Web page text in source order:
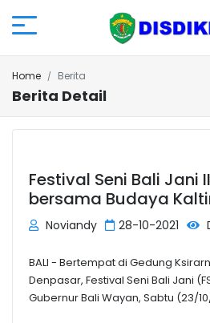
Home Berita
Berita Detail
Festival Seni Bali Jani
bersama Budaya
Noviandy 28-10-2021
BALI - Bertempat di Gedung
Denpasar, Festival Seni Bali Jani
Gubernur Bali Wayan, Sabtu (23/